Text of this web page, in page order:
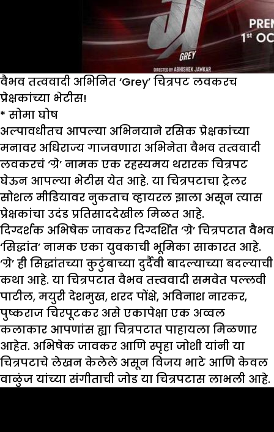
वैभव तत्ववादी अभिनित ‘Grey’ चित्रपट लवकरच
प्रेक्षकांच्या भेटीस!
* सोमा घोष
अल्पावधीतच आपल्या अभिनयाने रसिक प्रेक्षकांच्या
मनावर अधिराज्य गाजवणारा अभिनेता वैभव तत्ववादी
लवकरचं ‘ग्रे’ नामक एक रहस्यमय थरारक चित्रपट
घेऊन आपल्या भेटीस येत आहे. या चित्रपटाचा ट्रेलर
सोशल मीडियावर नुकताच व्हायरल झाला असून त्यास
प्रेक्षकांचा उदंड प्रतिसाददेखील मिळत आहे.
दिग्दर्शक अभिषेक जावकर दिग्दर्शित ‘ग्रे’ चित्रपटात वैभव
‘सिद्धांत’ नामक एका युवकाची भूमिका साकारत आहे.
‘ग्रे’ ही सिद्धांतच्या कुटुंबाच्या दुर्दैवी बादल्याच्या बदल्याची
कथा आहे. या चित्रपटात वैभव तत्त्ववादी समवेत पल्लवी
पाटील, मयुरी देशमुख, शरद पोंक्षे, अविनाश नारकर,
पुष्कराज चिरपूटकर असे एकापेक्षा एक अव्वल
कलाकार आपणांस ह्या चित्रपटात पाहायला मिळणार
आहेत. अभिषेक जावकर आणि स्पृहा जोशी यांनी या
चित्रपटाचे लेखन केलेले असून विजय भाटे आणि केवल
वाळुंज यांच्या संगीताची जोड या चित्रपटास लाभली आहे.